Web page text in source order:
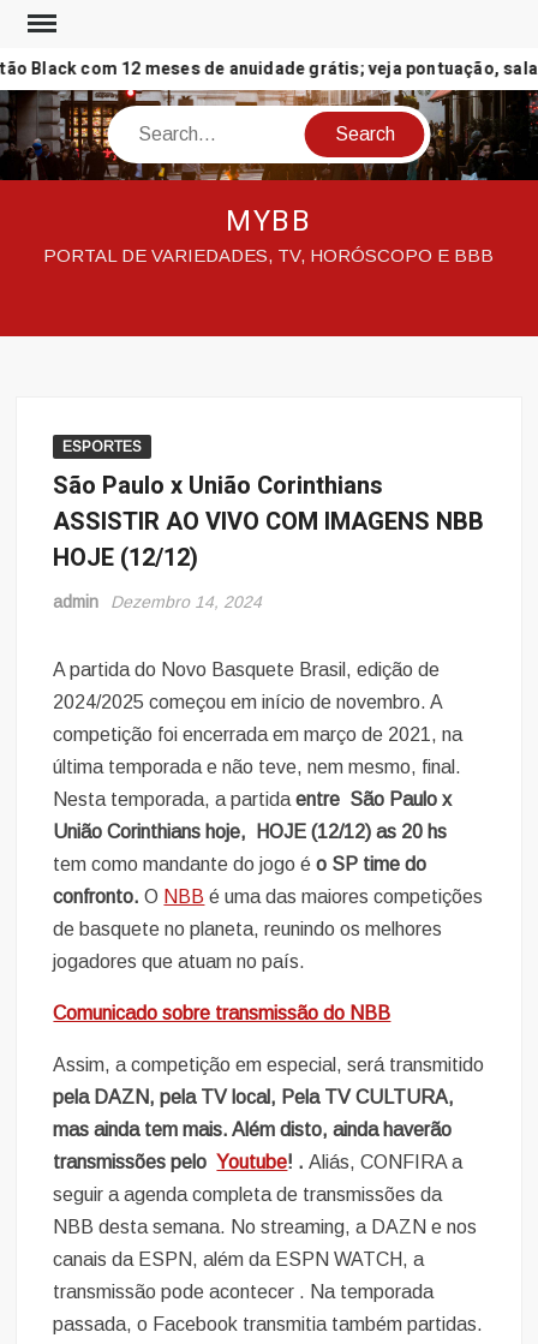
Skip
content
Black com 12 meses de anuidade grátis; veja pontuação, salas
Search
MYBB
PORTAL DE VARIEDADES, TV, HORÓSCOPO E BBB
ESPORTES
São Paulo x União Corinthians
ASSISTIR AO VIVO COM IMAGENS NBB
HOJE (12/12)
admin Dezembro 14, 2024
A partida do Novo Basquete Brasil, edição de
2024/2025 começou em início de novembro. A
competição foi encerrada em março de 2021, na
última temporada e não teve, nem mesmo, final.
Nesta temporada, a partidaentre São Paulo x
União Corinthians hoje, HOJE (12/12) as 20 hs
tem como mandante do jogo éo SP time do
confronto.O NBB é uma das maiores competições
de basquete no planeta, reunindo os melhores
jogadores que atuam no país.
Comunicado sobre transmissão do NBB
Assim, a competição em especial, será transmitido
pela DAZN, pela TV local, Pela TV CULTURA,
mas ainda tem mais. Além disto, ainda haverão
transmissões peloYoutube! .Aliás, CONFIRA a
seguir a agenda completa de transmissões da
NBB desta semana. No streaming, a DAZN e nos
canais da ESPN, além da ESPN WATCH, a
transmissão pode acontecer . Na temporada
passada, o Facebook transmitia também partidas.